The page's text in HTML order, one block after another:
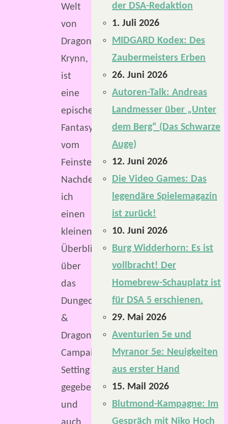
Welt
von
Dragonlance,
Krynn,
ist
eine
epische
Fantasywelt
vom
Feinsten.
Nachdem
ich
einen
kleinen
Überblick
über
das
Dungeon
&
Dragons
Campaign
Setting
gegeben
und
der DSA-Redaktion
1. Juli 2026
MIDGARD Kodex: Des
Zaubermeisters Erben
26. Juni 2026
Autoren-Talk: Andreas
Landmesser über „Unter
dem Berg“ (Das Schwarze
Auge)
12. Juni 2026
Die Video Games: Das
legendäre Spielemagazin
ist zurück!
10. Juni 2026
Burg Widderhorn: Es ist
vollbracht! Der
Homebrew-Schauplatz ist
für DSA 5 erschienen.
29. Mai 2026
Aventurien 5e und
Myranor 5e: Neuigkeiten
aus erster Hand
15. Mail 2026
Blutmond-Kampagne: Im
Gespräch mit Niko Hoch